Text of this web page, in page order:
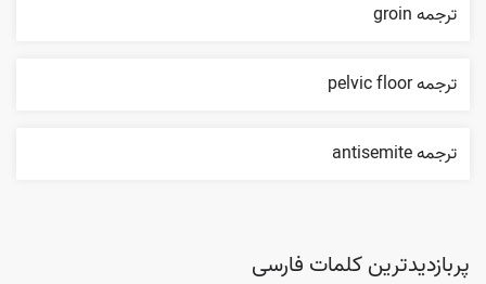
ترجمه groin
ترجمه pelvic floor
ترجمه antisemite
پربازدیدترین کلمات فارسی